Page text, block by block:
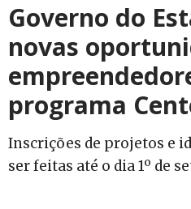
Governo do
novas
programa
Inscrições de projetos e
ser feitas até o dia 1º de